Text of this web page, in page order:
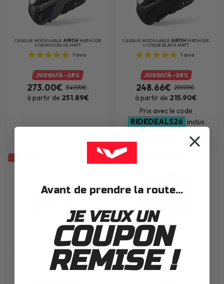
CASQUE MODULABLE AIROH MATHISSE
II GENIUS BLUE MATT
1 avis
JUSQU'À -28%
273.00€ 349.99€
à partir de 251.89€
CASQUE MODULABLE AIROH MATHISSE
II COLOR BLACK MATT
1 avis
JUSQU'À -28%
248.66€ 299.99€
à partir de 215.90€
Prix avec le code
RIDEDEALS26 inclus
CASQUE MODULABLEAIROHMATHISSE
II COLOR WHITE
CASQUE MODULABLE AIROH
GROOVE BLUE
Avant de prendre la route...
JE VEUX UN
COUPON
REMISE !